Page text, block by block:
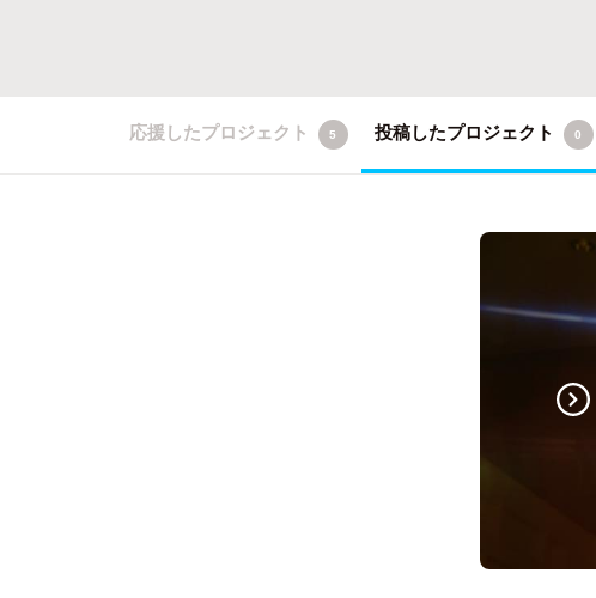
応援したプロジェクト 5 投稿したプロジェクト 0